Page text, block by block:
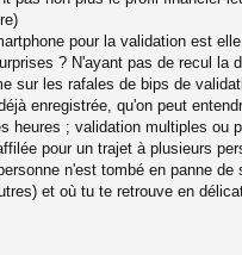
pour la validation est
? N'ayant pas de recul la
sur les rafales de bips de
enregistrée, qu'on peut
heures ; validation multiples ou
pour un trajet à plusieurs
n'est tombé en panne de
et où tu te retrouve en